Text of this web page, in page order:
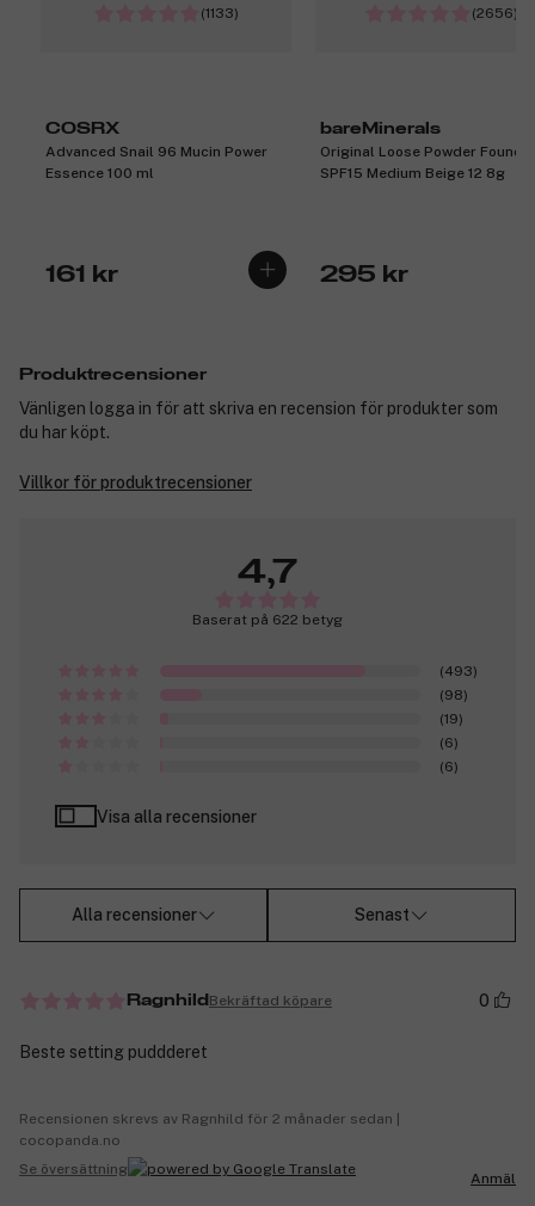
(1133)
COSRX
Advanced Snail 96 Mucin Power
Essence 100 ml
161 kr
(2656)
bareMinerals
Original Loose Powder
SPF15 Medium Beige 12 8g
295 kr
Produktrecensioner
Vänligen logga in för att skriva en recension för produkter som
du har köpt.
Villkor för produktrecensioner
4,7
Baserat på 622 betyg
(493)
(98)
(19)
(6)
(6)
Visa alla recensioner
Alla recensioner Senast
Ragnhild Bekräftad köpare 0
Beste setting puddderet
Recensionen skrevs av Ragnhild för 2 månader sedan |
cocopanda.no
Se översättning
Anmäl